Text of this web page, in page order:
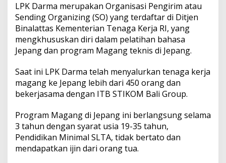
LPK Darma merupakan Organisasi Pengirim atau
Sending Organizing (SO) yang terdaftar di Ditjen
Binalattas Kementerian Tenaga Kerja RI, yang
mengkhususkan diri dalam pelatihan bahasa
Jepang dan program Magang teknis di Jepang.
Saat ini LPK Darma telah menyalurkan tenaga kerja
magang ke Jepang lebih dari 450 orang dan
bekerjasama dengan ITB STIKOM Bali Group.
Program Magang di Jepang ini berlangsung selama
3 tahun dengan syarat usia 19-35 tahun,
Pendidikan Minimal SLTA, tidak bertato dan
mendapatkan ijin dari orang tua.